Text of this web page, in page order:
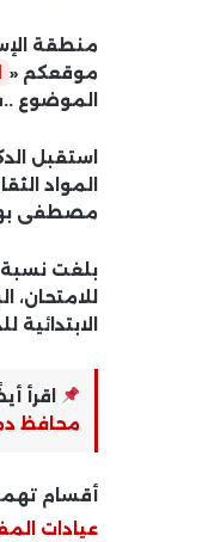
موقعكم «
الموضوع
استقبل
مصطفى بهي
الابتدائية للدور الثاني 96.32%، بعدد 331 طالبة، فيما
اقرأ
محافظ
أقسام
عيادات